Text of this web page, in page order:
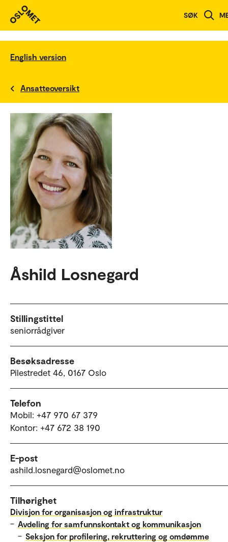
SØK
English version
Ansatteoversikt
Åshild Losnegard
Stillingstittel
seniorrådgiver
Besøksadresse
Pilestredet 46, 0167 Oslo
Telefon
Mobil: +47 970 67 379
Kontor: +47 672 38 190
E-post
ashild.losnegard@oslomet.no
Tilhørighet
Divisjon for organisasjon og infrastruktur
– Avdeling for samfunnskontakt og kommunikasjon
– Seksjon for profilering, rekruttering og omdømme